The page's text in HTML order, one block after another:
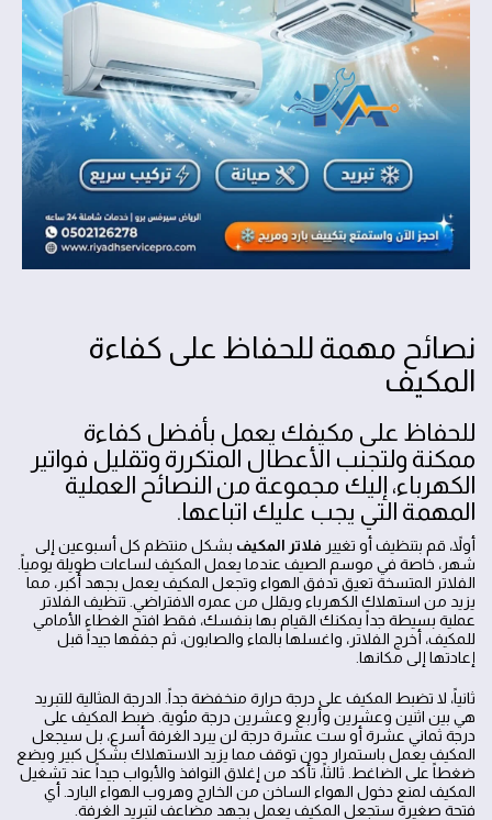
نصائح مهمة للحفاظ على كفاءة
المكيف
للحفاظ على مكيفك يعمل بأفضل كفاءة
ممكنة ولتجنب الأعطال المتكررة وتقليل فواتير
الكهرباء، إليك مجموعة من النصائح العملية
المهمة التي يجب عليك اتباعها.
أولاً، قم بتنظيف أو تغيير فلاتر المكيف بشكل منتظم كل أسبوعين إلى
شهر، خاصة في موسم الصيف عندما يعمل المكيف لساعات طويلة يومياً.
الفلاتر المتسخة تعيق تدفق الهواء وتجعل المكيف يعمل بجهد أكبر، مما
يزيد من استهلاك الكهرباء ويقلل من عمره الافتراضي. تنظيف الفلاتر
عملية بسيطة جداً يمكنك القيام بها بنفسك، فقط افتح الغطاء الأمامي
للمكيف، أخرج الفلاتر، واغسلها بالماء والصابون، ثم جففها جيداً قبل
إعادتها إلى مكانها.
ثانياً، لا تضبط المكيف على درجة حرارة منخفضة جداً. الدرجة المثالية للتبريد
هي بين اثنين وعشرين وأربع وعشرين درجة مئوية. ضبط المكيف على
درجة ثماني عشرة أو ست عشرة درجة لن يبرد الغرفة أسرع، بل سيجعل
المكيف يعمل باستمرار دون توقف مما يزيد الاستهلاك بشكل كبير ويضع
ضغطاً على الضاغط. ثالثاً، تأكد من إغلاق النوافذ والأبواب جيداً عند تشغيل
المكيف لمنع دخول الهواء الساخن من الخارج وهروب الهواء البارد. أي
فتحة صغيرة ستجعل المكيف يعمل بجهد مضاعف لتبريد الغرفة.